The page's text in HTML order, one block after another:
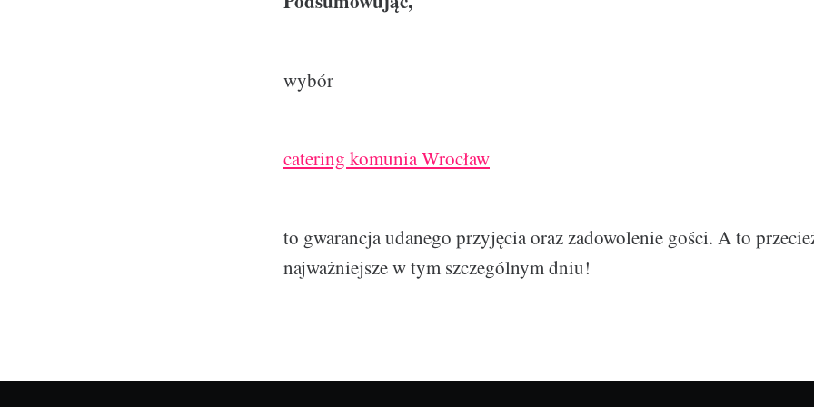
wybór
catering komunia Wrocław
to gwarancja udanego przyjęcia oraz zadowolenie gości. A to
najważniejsze w tym szczególnym dniu!